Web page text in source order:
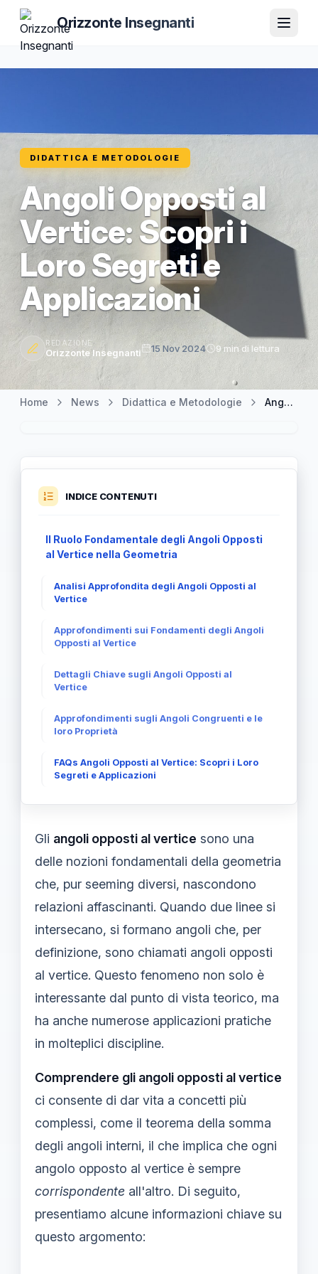
Orizzonte Insegnanti
DIDATTICA E METODOLOGIE
Angoli Opposti al
Vertice: Scopri i
Loro Segreti e
Applicazioni
REDAZIONE
Orizzonte Insegnanti 15 Nov 2024 9 min di lettura
Home News Didattica e Metodologie Angoli Opposti al Vertice: Scopri i Loro Segreti e Applicazioni
INDICE CONTENUTI
Il Ruolo Fondamentale degli Angoli Opposti
al Vertice nella Geometria
Analisi Approfondita degli Angoli Opposti al
Vertice
Approfondimenti sui Fondamenti degli Angoli
Opposti al Vertice
Dettagli Chiave sugli Angoli Opposti al
Vertice
Approfondimenti sugli Angoli Congruenti e le
loro Proprietà
FAQs Angoli Opposti al Vertice: Scopri i Loro
Segreti e Applicazioni
Gli angoli opposti al vertice sono una
delle nozioni fondamentali della geometria
che, pur seeming diversi, nascondono
relazioni affascinanti. Quando due linee si
intersecano, si formano angoli che, per
definizione, sono chiamati angoli opposti
al vertice. Questo fenomeno non solo è
interessante dal punto di vista teorico, ma
ha anche numerose applicazioni pratiche
in molteplici discipline.
Comprendere gli angoli opposti al vertice
ci consente di dar vita a concetti più
complessi, come il teorema della somma
degli angoli interni, il che implica che ogni
angolo opposto al vertice è sempre
corrispondente all'altro. Di seguito,
presentiamo alcune informazioni chiave su
questo argomento: